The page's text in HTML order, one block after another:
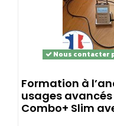
Nous contacter
Formation à
usages avancés
Combo+ Slim